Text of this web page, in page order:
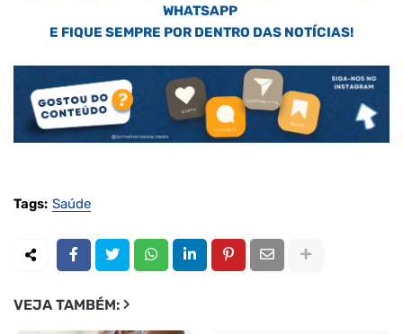
WHATSAPP
E FIQUE SEMPRE POR DENTRO DAS NOTÍCIAS!
Tags: Saúde
VEJA TAMBÉM: